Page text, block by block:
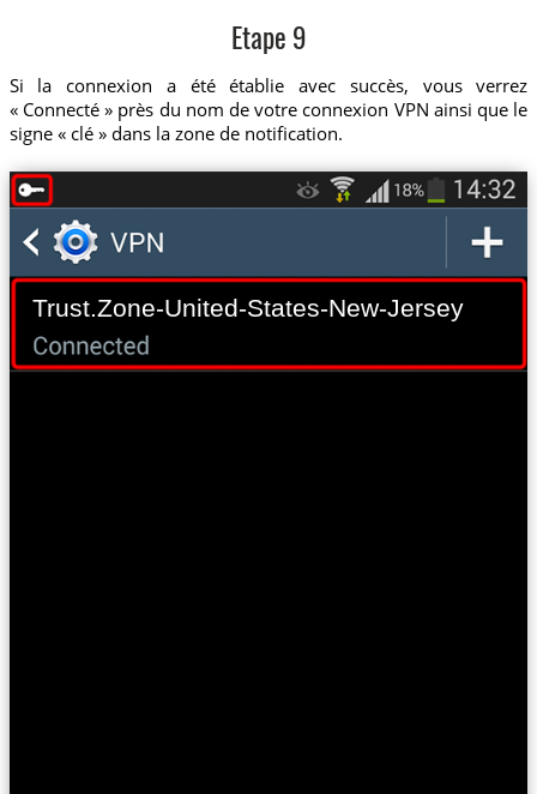
Etape 9
Si la connexion a été établie avec succès, vous verrez
« Connecté » près du nom de votre connexion VPN ainsi que le
signe « clé » dans la zone de notification.
Trust.Zone-United-States-New-Jersey